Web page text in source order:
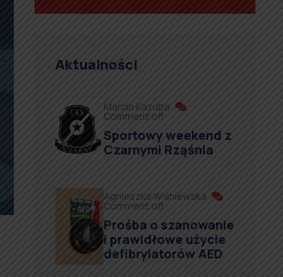
Aktualności
Marcin Kazuba
Comment off
Sportowy weekend z
Czarnymi Rząśnia
Agnieszka Wiśniewska
Comment off
Prośba o szanowanie
i prawidłowe użycie
defibrylatorów AED